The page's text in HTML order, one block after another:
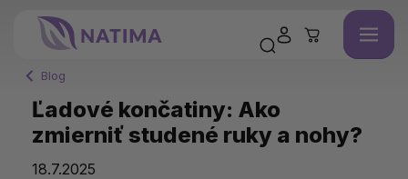
Blog
Ľadové končatiny: Ako
zmierniť studené ruky a nohy?
18.7.2025